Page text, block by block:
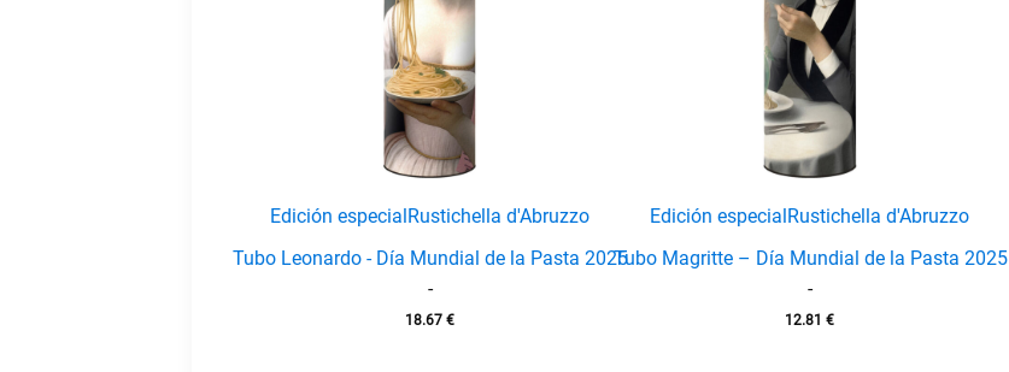
Edición especialRustichella d'Abruzzo
Tubo Leonardo - Día Mundial de la Pasta 2025
-
18.67€
Edición especialRustichella d'Abruzzo
Tubo Magritte – Día Mundial de la Pasta 2025
-
12.81€